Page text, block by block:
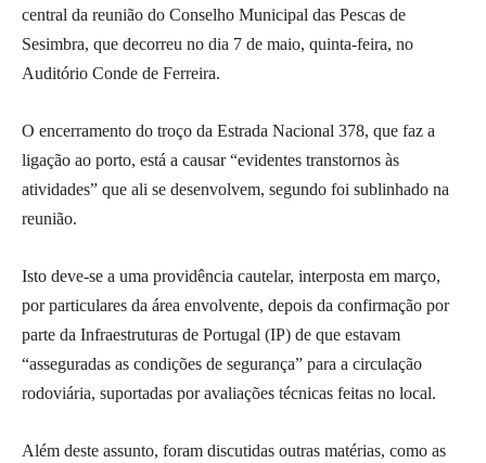
central da reunião do Conselho Municipal das Pescas de
Sesimbra, que decorreu no dia 7 de maio, quinta-feira, no
Auditório Conde de Ferreira.
O encerramento do troço da Estrada Nacional 378, que faz a
ligação ao porto, está a causar “evidentes transtornos às
atividades” que ali se desenvolvem, segundo foi sublinhado na
reunião.
Isto deve-se a uma providência cautelar, interposta em março,
por particulares da área envolvente, depois da confirmação por
parte da Infraestruturas de Portugal (IP) de que estavam
“asseguradas as condições de segurança” para a circulação
rodoviária, suportadas por avaliações técnicas feitas no local.
Além deste assunto, foram discutidas outras matérias, como as